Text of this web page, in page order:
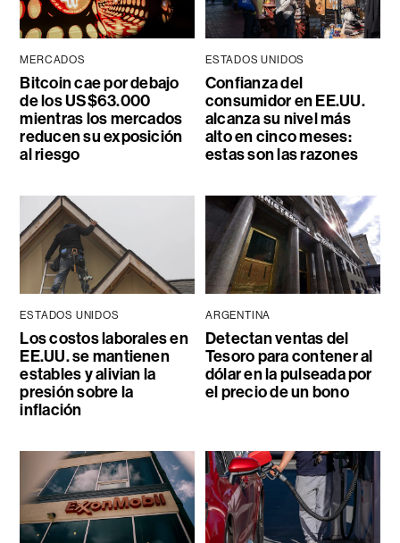
MERCADOS
Bitcoin cae por debajo
de los US$63.000
mientras los mercados
reducen su exposición
al riesgo
ESTADOS UNIDOS
Confianza del
consumidor en EE.UU.
alcanza su nivel más
alto en cinco meses:
estas son las razones
ESTADOS UNIDOS
Los costos laborales en
EE.UU. se mantienen
estables y alivian la
presión sobre la
inflación
ARGENTINA
Detectan ventas del
Tesoro para contener al
dólar en la pulseada por
el precio de un bono